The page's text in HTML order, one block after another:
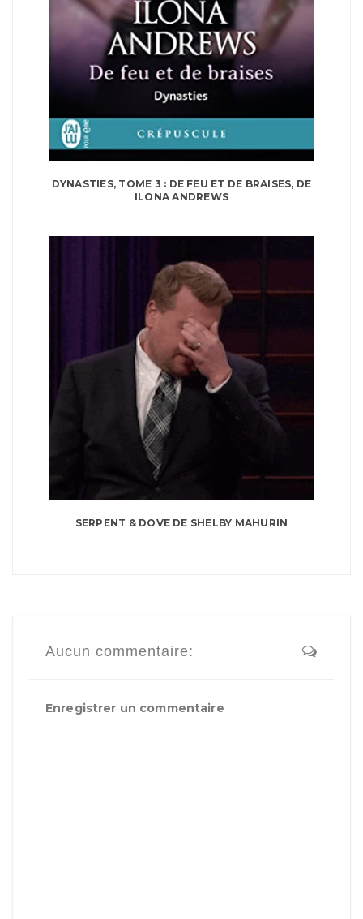
DYNASTIES, TOME 3 : DE FEU ET DE BRAISES, DE
ILONA ANDREWS
SERPENT & DOVE DE SHELBY MAHURIN
Aucun commentaire:
Enregistrer un commentaire